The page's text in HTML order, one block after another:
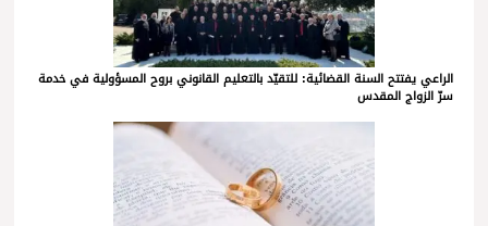
الراعي يفتتح السنة القضائية: للتقيّد بالتعليم القانوني بروح المسؤولية في خدمة
سرّ الزواج المقدس